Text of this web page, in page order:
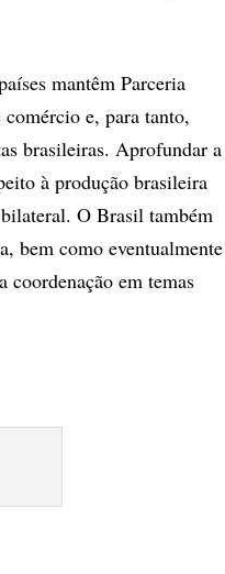
mantêm Parceria
e, para tanto,
brasileiras. Aprofundar a
à produção brasileira
O Brasil também
bem como eventualmente
em temas